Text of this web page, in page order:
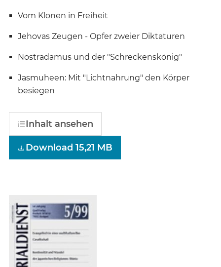
Vom Klonen in Freiheit
Jehovas Zeugen - Opfer zweier Diktaturen
Nostradamus und der "Schreckenskönig"
Jasmuheen: Mit "Lichtnahrung" den Körper
besiegen
Inhalt ansehen
Download 15,21 MB